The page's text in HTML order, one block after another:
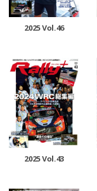
2025 Vol.46
2025 Vol.43